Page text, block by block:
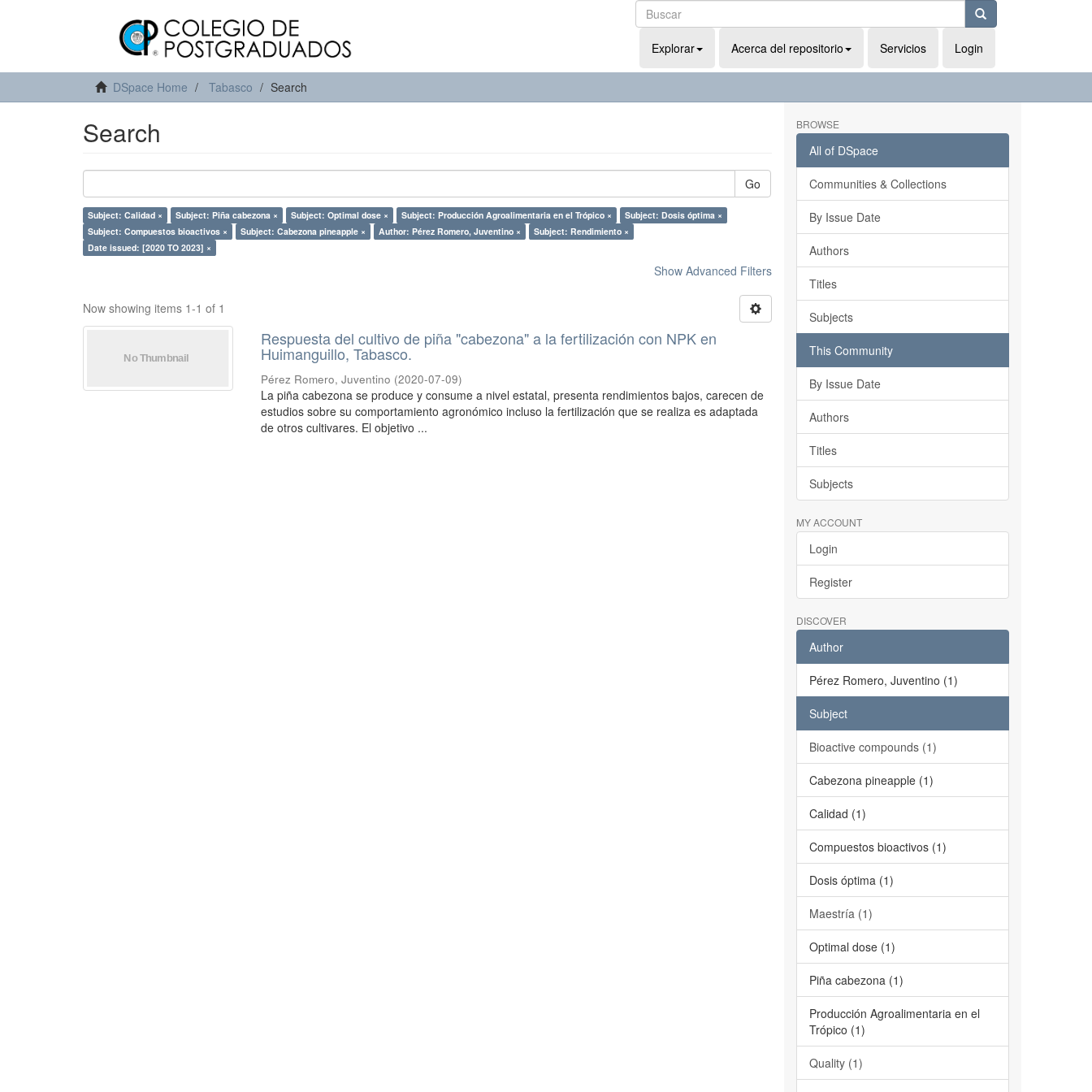
Explorar Acerca del repositorio Servicios Login
DSpace Home Tabasco Search
Search
Go
Subject: Calidad × Subject: Piña cabezona × Subject: Optimal dose × Subject: Producción Agroalimentaria en el Trópico ×
Subject: Dosis óptima ×
Subject: Compuestos bioactivos ×
Subject: Cabezona pineapple × Author: Pérez Romero, Juventino ×
Subject: Rendimiento ×
Date issued: [2020 TO 2023] ×
Show Advanced Filters
Now showing items 1-1 of 1
Respuesta del cultivo de piña "cabezona" a la fertilización con NPK en
Huimanguillo, Tabasco.
Pérez Romero, Juventino (2020-07-09)
La piña cabezona se produce y consume a nivel estatal, presenta rendimientos bajos, carecen de
estudios sobre su comportamiento agronómico incluso la fertilización que se realiza es adaptada
de otros cultivares. El objetivo ...
BROWSE
All of DSpace
Communities & Collections
By Issue Date
Authors
Titles
Subjects
This Community
By Issue Date
Authors
Titles
Subjects
MY ACCOUNT
Login
Register
DISCOVER
Author
Pérez Romero, Juventino (1)
Subject
Bioactive compounds (1)
Cabezona pineapple (1)
Calidad (1)
Compuestos bioactivos (1)
Dosis óptima (1)
Maestría (1)
Optimal dose (1)
Piña cabezona (1)
Producción Agroalimentaria en el
Trópico (1)
Quality (1)